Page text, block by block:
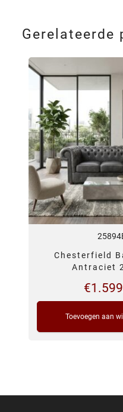
Gerelateerde
Chesterfield
Antraciet
€
Toevoegen aan